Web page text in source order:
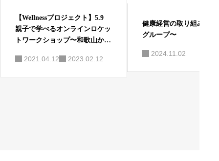
【Wellnessプロジェクト】5.9
親子で学べるオンラインロケッ
トワークショップ〜和歌山から
2021.04.12 2023.02.12
健康経営の取り組み事
グループ〜
2024.11.02